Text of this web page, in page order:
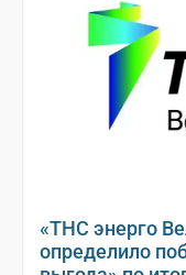
«ТНС энерго
определило